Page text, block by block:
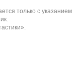
только с указанием
.